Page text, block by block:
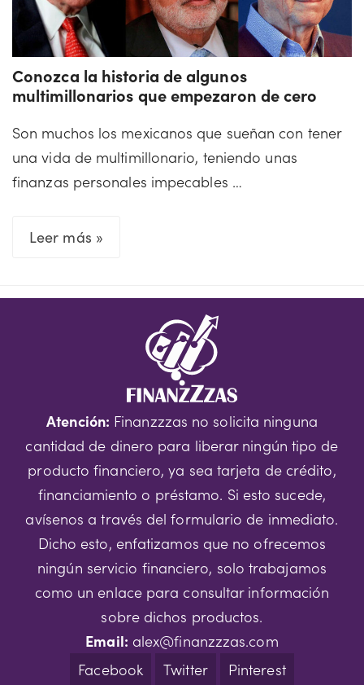
historia
Conozca la historia de algunos
multimillonarios que empezaron de cero
Son muchos los mexicanos que sueñan con tener
una vida de multimillonario, teniendo unas
finanzas personales impecables …
Leer más »Conozca
algunos
multimillonarios
que
empezaron
de
cero
Atención: Finanzzzas no solicita ninguna
cantidad de dinero para liberar ningún tipo de
producto financiero, ya sea tarjeta de crédito,
financiamiento o préstamo. Si esto sucede,
avísenos a través del formulario de inmediato.
Dicho esto, enfatizamos que no ofrecemos
ningún servicio financiero, solo trabajamos
como un enlace para consultar información
sobre dichos productos.
Email: alex@finanzzzas.com
Facebook
Twitter Pinterest